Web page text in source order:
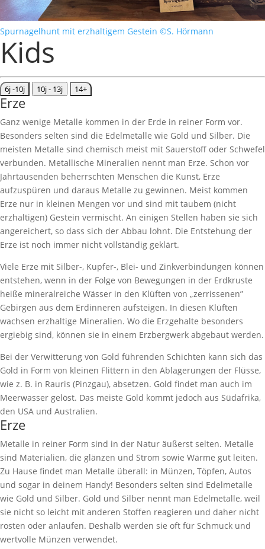
Spurnagelhunt mit erzhaltigem Gestein ©S. Hörmann
Kids
6j -10j 10j - 13j 14+
Erze
Ganz wenige Metalle kommen in der Erde in reiner Form vor.
Besonders selten sind die Edelmetalle wie Gold und Silber. Die
meisten Metalle sind chemisch meist mit Sauerstoff oder Schwefel
verbunden. Metallische Mineralien nennt man Erze. Schon vor
Jahrtausenden beherrschten Menschen die Kunst, Erze
aufzuspüren und daraus Metalle zu gewinnen. Meist kommen
Erze nur in kleinen Mengen vor und sind mit taubem (nicht
erzhaltigen) Gestein vermischt. An einigen Stellen haben sie sich
angereichert, so dass sich der Abbau lohnt. Die Entstehung der
Erze ist noch immer nicht vollständig geklärt.
Viele Erze mit Silber-, Kupfer-, Blei- und Zinkverbindungen können
entstehen, wenn in der Folge von Bewegungen in der Erdkruste
heiße mineralreiche Wässer in den Klüften von „zerrissenen”
Gebirgen aus dem Erdinneren aufsteigen. In diesen Klüften
wachsen erzhaltige Mineralien. Wo die Erzgehalte besonders
ergiebig sind, können sie in einem Erzbergwerk abgebaut werden.
Bei der Verwitterung von Gold führenden Schichten kann sich das
Gold in Form von kleinen Flittern in den Ablagerungen der Flüsse,
wie z. B. in Rauris (Pinzgau), absetzen. Gold findet man auch im
Meerwasser gelöst. Das meiste Gold kommt jedoch aus Südafrika,
den USA und Australien.
Erze
Metalle in reiner Form sind in der Natur äußerst selten. Metalle
sind Materialien, die glänzen und Strom sowie Wärme gut leiten.
Zu Hause findet man Metalle überall: in Münzen, Töpfen, Autos
und sogar in deinem Handy! Besonders selten sind Edelmetalle
wie Gold und Silber. Gold und Silber nennt man Edelmetalle, weil
sie nicht so leicht mit anderen Stoffen reagieren und daher nicht
rosten oder anlaufen. Deshalb werden sie oft für Schmuck und
wertvolle Münzen verwendet.